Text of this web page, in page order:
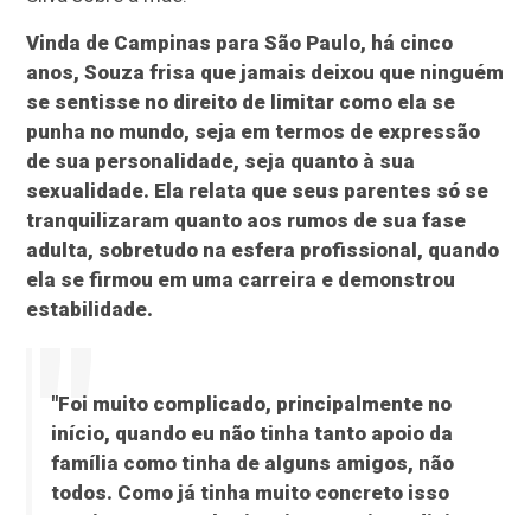
Vinda de Campinas para São Paulo, há cinco
anos, Souza frisa que jamais deixou que ninguém
se sentisse no direito de limitar como ela se
punha no mundo, seja em termos de expressão
de sua personalidade, seja quanto à sua
sexualidade. Ela relata que seus parentes só se
tranquilizaram quanto aos rumos de sua fase
adulta, sobretudo na esfera profissional, quando
ela se firmou em uma carreira e demonstrou
estabilidade.
"Foi muito complicado, principalmente no
início, quando eu não tinha tanto apoio da
família como tinha de alguns amigos, não
todos. Como já tinha muito concreto isso